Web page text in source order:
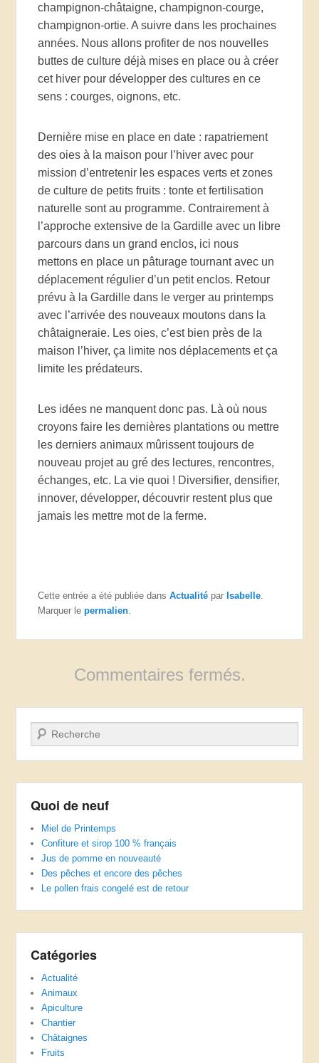
champignon-châtaigne, champignon-courge,
champignon-ortie. A suivre dans les prochaines
années. Nous allons profiter de nos nouvelles
buttes de culture déjà mises en place ou à créer
cet hiver pour développer des cultures en ce
sens : courges, oignons, etc.
Dernière mise en place en date : rapatriement
des oies à la maison pour l’hiver avec pour
mission d’entretenir les espaces verts et zones
de culture de petits fruits : tonte et fertilisation
naturelle sont au programme. Contrairement à
l’approche extensive de la Gardille avec un libre
parcours dans un grand enclos, ici nous
mettons en place un pâturage tournant avec un
déplacement régulier d’un petit enclos. Retour
prévu à la Gardille dans le verger au printemps
avec l’arrivée des nouveaux moutons dans la
châtaigneraie. Les oies, c’est bien près de la
maison l’hiver, ça limite nos déplacements et ça
limite les prédateurs.
Les idées ne manquent donc pas. Là où nous
croyons faire les dernières plantations ou mettre
les derniers animaux mûrissent toujours de
nouveau projet au gré des lectures, rencontres,
échanges, etc. La vie quoi ! Diversifier, densifier,
innover, développer, découvrir restent plus que
jamais les mettre mot de la ferme.
Cette entrée a été publiée dansActualité par Isabelle.
Marquer lepermalien.
Commentaires fermés.
Recherche
Quoi de neuf
Miel de Printemps
Confiture et sirop 100 % français
Jus de pomme en nouveauté
Des pêches et encore des pêches
Le pollen frais congelé est de retour
Catégories
Actualité
Animaux
Apiculture
Chantier
Châtaignes
Fruits